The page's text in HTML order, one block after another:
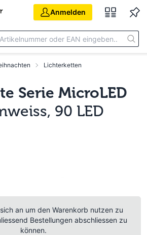
Anmelden
Lichterketten
Serie MicroLED
90 LED
an um den Warenkorb nutzen zu
Bestellungen abschliessen zu
können.